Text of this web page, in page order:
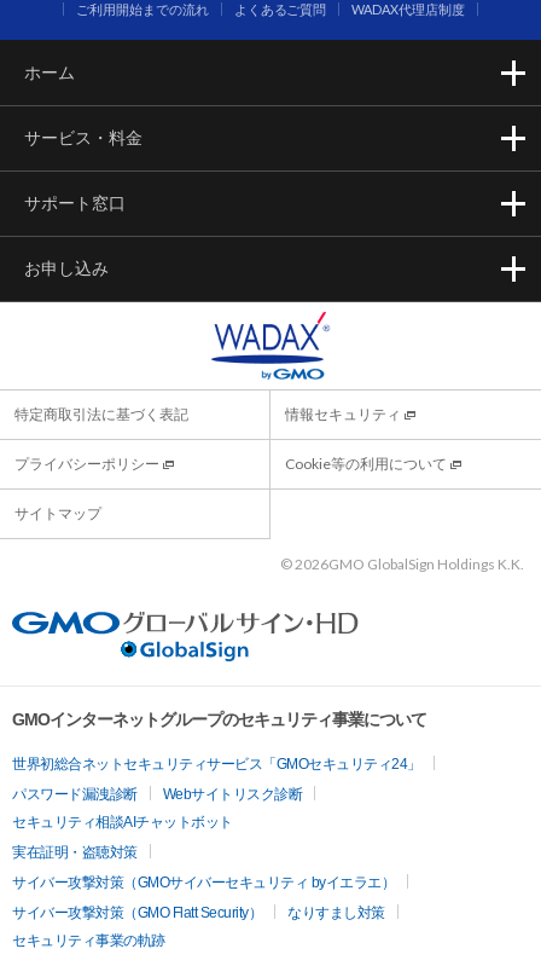
ご利用開始までの流れ よくあるご質問 WADAX代理店制度
ホーム
サービス・料金
サポート窓口
お申し込み
特定商取引法に基づく表記 情報セキュリティ
プライバシーポリシー Cookie等の利用について
サイトマップ
©2026GMO GlobalSign Holdings K.K.
GMOインターネットグループのセキュリティ事業について
世界初総合ネットセキュリティサービス「GMOセキュリティ24」
パスワード漏洩診断
Webサイトリスク診断
セキュリティ相談AIチャットボット
実在証明・盗聴対策
サイバー攻撃対策（GMOサイバーセキュリティ byイエラエ）
サイバー攻撃対策（GMO Flatt Security）
なりすまし対策
セキュリティ事業の軌跡